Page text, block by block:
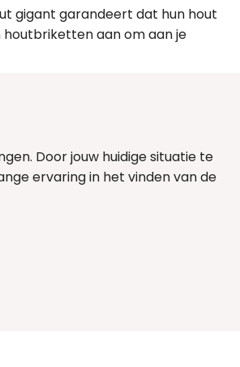
gigant garandeert dat hun hout
aan om aan je
Door jouw huidige situatie te
ervaring in het vinden van de